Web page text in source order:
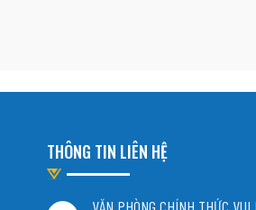
THÔNG TIN LIÊN HỆ